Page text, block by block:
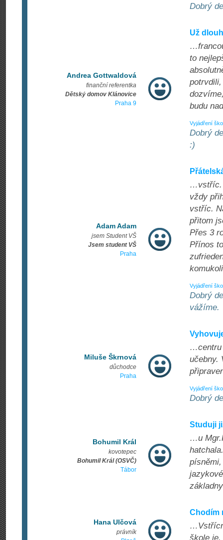
Dobrý
Andrea Gottwaldová
finanční referentka
Dětský domov Klánovice
Praha 9
Už
to
budu
Vyjádření
Dobrý
:)
Adam Adam
jsem Student VŠ
Jsem student VŠ
Praha
…vstříc.
vždy
vstříc.
přitom
Přes 3
Přínos
Vyjádření
Dobrý
vážíme.
Miluše Škrnová
důchodce
Praha
…centru
učebny.
Vyjádření
Dobrý
Bohumil Král
kovotepec
Bohumil Král (OSVČ)
Tábor
Studuji
…u
Hana Ulčová
právník
Chodím
škole